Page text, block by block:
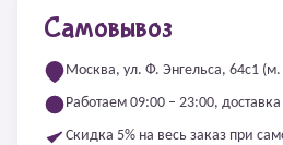
Самовывоз
Москва, ул. Ф. Энгельса, 64с1
Работаем 09:00 – 23:00, доставка
Скидка 5% на весь заказ при